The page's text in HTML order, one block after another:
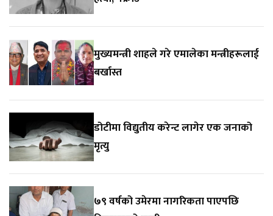
मुख्यमन्त्री शाहले गरे एमालेका मन्त्रीहरूलाई
बर्खास्त
डोटीमा विद्युतीय करेन्ट लागेर एक जनाको
मृत्यु
७९ वर्षको उमेरमा नागरिकता पाएपछि